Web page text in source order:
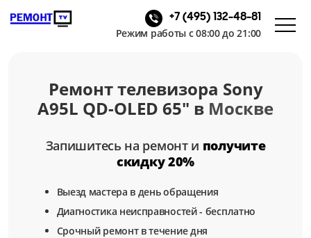
+7 (495) 132-48-81
Режим работы с 08:00 до 21:00
Ремонт телевизора Sony
A95L QD-OLED 65" в Москве
Запишитесь на ремонт и получите
скидку 20%
Выезд мастера в день обращения
Диагностика неисправностей - бесплатно
Срочный ремонт в течение дня